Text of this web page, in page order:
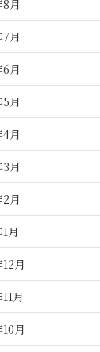
月
月
月
月
月
月
月
月
月
月
月